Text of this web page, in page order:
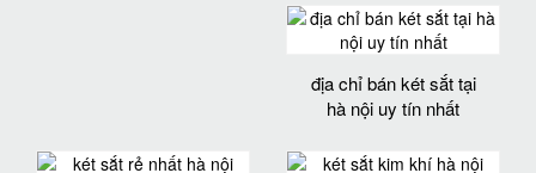
địa chỉ bán két sắt tại
hà nội uy tín nhất